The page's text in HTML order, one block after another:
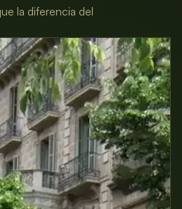
la diferencia del